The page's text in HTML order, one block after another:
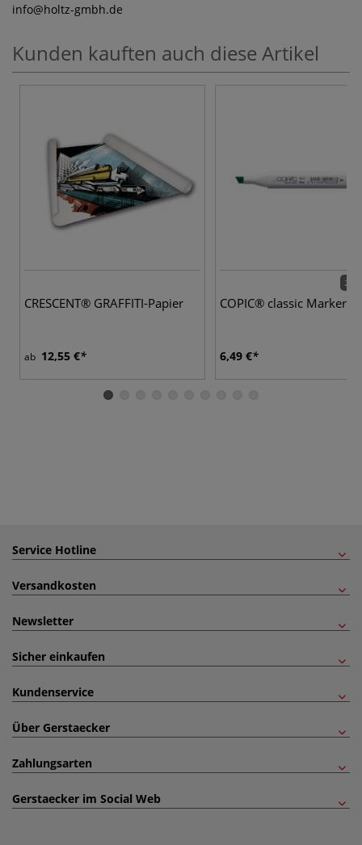
info@holtz-gmbh.de
Kunden kauften auch diese Artikel
CRESCENT® GRAFFITI-Papier
ab 12,55 €
213
COPIC® classic Marker
6,49 €
Service Hotline
Versandkosten
Newsletter
Sicher einkaufen
Kundenservice
Über Gerstaecker
Zahlungsarten
Gerstaecker im Social Web